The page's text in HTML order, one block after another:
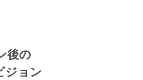
後の
ジョン